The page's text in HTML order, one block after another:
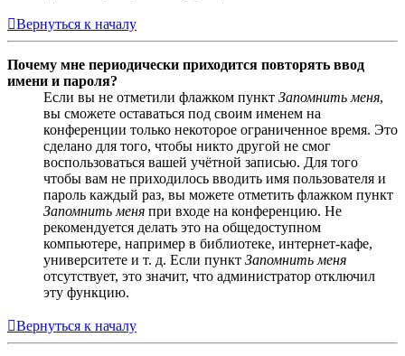
Вернуться к началу
Почему мне периодически приходится повторять ввод
имени и пароля?
Если вы не отметили флажком пункт Запомнить меня,
вы сможете оставаться под своим именем на
конференции только некоторое ограниченное время. Это
сделано для того, чтобы никто другой не смог
воспользоваться вашей учётной записью. Для того
чтобы вам не приходилось вводить имя пользователя и
пароль каждый раз, вы можете отметить флажком пункт
Запомнить меня при входе на конференцию. Не
рекомендуется делать это на общедоступном
компьютере, например в библиотеке, интернет-кафе,
университете и т. д. Если пункт Запомнить меня
отсутствует, это значит, что администратор отключил
эту функцию.
Вернуться к началу